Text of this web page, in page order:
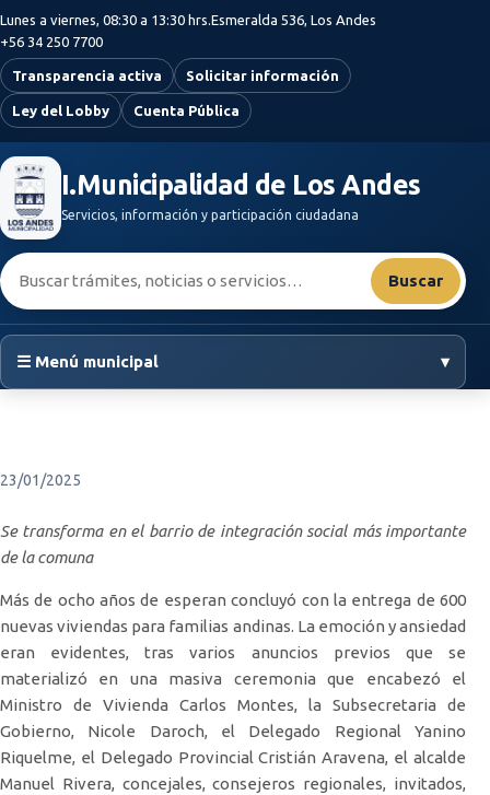
Saltar al contenido principal
Lunes a viernes, 08:30 a 13:30 hrs.Esmeralda 536, Los Andes
+56 34 250 7700
Transparencia activa Solicitar información
Ley del Lobby Cuenta Pública
I.Municipalidad de Los Andes
Servicios, información y participación ciudadana
Buscar:
Buscar
☰ Menú municipal ▾
23/01/2025
Se transforma en el barrio de integración social más importante
de la comuna
Más de ocho años de esperan concluyó con la entrega de 600
nuevas viviendas para familias andinas. La emoción y ansiedad
eran evidentes, tras varios anuncios previos que se
materializó en una masiva ceremonia que encabezó el
Ministro de Vivienda Carlos Montes, la Subsecretaria de
Gobierno, Nicole Daroch, el Delegado Regional Yanino
Riquelme, el Delegado Provincial Cristián Aravena, el alcalde
Manuel Rivera, concejales, consejeros regionales, invitados,